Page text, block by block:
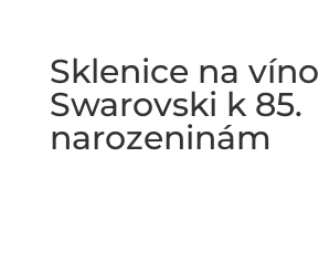
Sklenice na víno
Swarovski k 85.
narozeninám